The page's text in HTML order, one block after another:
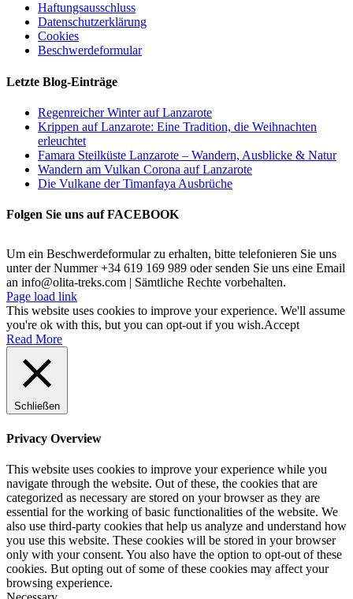
Haftungsausschluss
Datenschutzerklärung
Cookies
Beschwerdeformular
Letzte Blog-Einträge
Regenreicher Winter auf Lanzarote
Krippen auf Lanzarote: Eine Tradition, die Weihnachten
erleuchtet
Famara Steilküste Lanzarote – Wandern, Ausblicke & Natur
Wandern am Vulkan Corona auf Lanzarote
Die Vulkane der Timanfaya Ausbrüche
Folgen Sie uns auf FACEBOOK
Um ein Beschwerdeformular zu erhalten, bitte telefonieren Sie uns
unter der Nummer +34 619 169 989 oder senden Sie uns eine Email
an info@olita-treks.com | Sämtliche Rechte vorbehalten.
Page load link
This website uses cookies to improve your experience. We'll assume
you're ok with this, but you can opt-out if you wish.Accept
Read More
Schließen
Privacy Overview
This website uses cookies to improve your experience while you
navigate through the website. Out of these, the cookies that are
categorized as necessary are stored on your browser as they are
essential for the working of basic functionalities of the website. We
also use third-party cookies that help us analyze and understand how
you use this website. These cookies will be stored in your browser
only with your consent. You also have the option to opt-out of these
cookies. But opting out of some of these cookies may affect your
browsing experience.